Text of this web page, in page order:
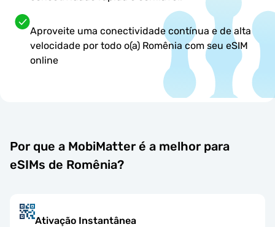
Aproveite uma conectividade contínua e de alta
velocidade por todo o(a) Romênia com seu eSIM
online
Por que a MobiMatter é a melhor para
eSIMs de Romênia?
Ativação Instantânea